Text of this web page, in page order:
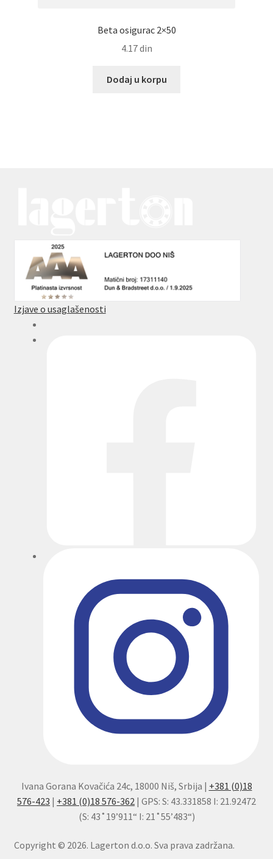
Beta osigurac 2×50
4.17din
Dodaj u korpu
Izjave o usaglašenosti
Ivana Gorana Kovačića 24c, 18000 Niš, Srbija | +381 (0)18
576-423 | +381 (0)18 576-362 | GPS: S: 43.331858 I: 21.92472
(S: 43˚19’911“ I: 21˚55’483“)
Copyright © 2026. Lagerton d.o.o. Sva prava zadržana.